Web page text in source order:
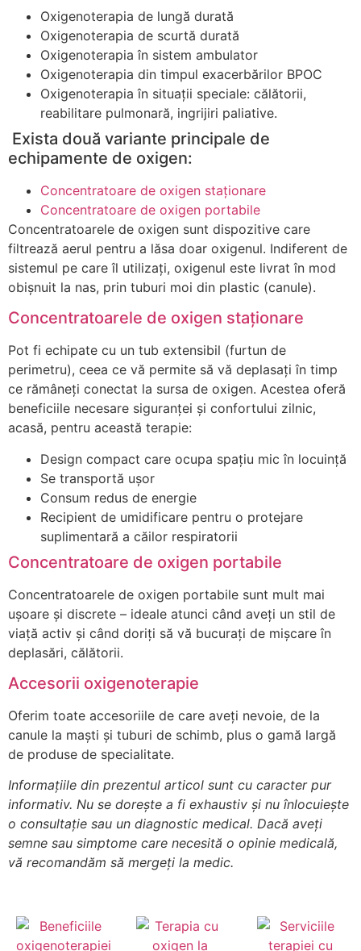
Oxigenoterapia de lungă durată
Oxigenoterapia de scurtă durată
Oxigenoterapia în sistem ambulator
Oxigenoterapia din timpul exacerbărilor BPOC
Oxigenoterapia în situaţii speciale: călătorii,
reabilitare pulmonară, ingrijiri paliative.
Exista două variante principale de
echipamente de oxigen:
Concentratoare de oxigen staționare
Concentratoare de oxigen portabile
Concentratoarele de oxigen sunt dispozitive care
filtrează aerul pentru a lăsa doar oxigenul. Indiferent de
sistemul pe care îl utilizați, oxigenul este livrat în mod
obișnuit la nas, prin tuburi moi din plastic (canule).
Concentratoarele de oxigen staționare
Pot fi echipate cu un tub extensibil (furtun de
perimetru), ceea ce vă permite să vă deplasați în timp
ce rămâneți conectat la sursa de oxigen. Acestea oferă
beneficiile necesare siguranței și confortului zilnic,
acasă, pentru această terapie:
Design compact care ocupa spațiu mic în locuință
Se transportă ușor
Consum redus de energie
Recipient de umidificare pentru o protejare
suplimentară a căilor respiratorii
Concentratoare de oxigen portabile
Concentratoarele de oxigen portabile sunt mult mai
ușoare și discrete – ideale atunci când aveți un stil de
viață activ și când doriți să vă bucurați de mișcare în
deplasări, călătorii.
Accesorii oxigenoterapie
Oferim toate accesoriile de care aveți nevoie, de la
canule la maști și tuburi de schimb, plus o gamă largă
de produse de specialitate.
Informațiile din prezentul articol sunt cu caracter pur
informativ. Nu se dorește a fi exhaustiv și nu înlocuiește
o consultație sau un diagnostic medical. Dacă aveți
semne sau simptome care necesită o opinie medicală,
vă recomandăm să mergeți la medic.